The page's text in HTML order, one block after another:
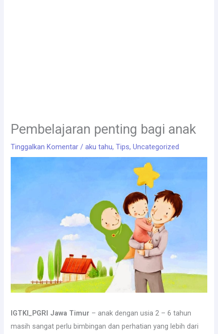
Pembelajaran penting bagi anak
Tinggalkan Komentar /aku tahu,Tips,Uncategorized
IGTKI_PGRI Jawa Timur – anak dengan usia 2 – 6 tahun
masih sangat perlu bimbingan dan perhatian yang lebih dari